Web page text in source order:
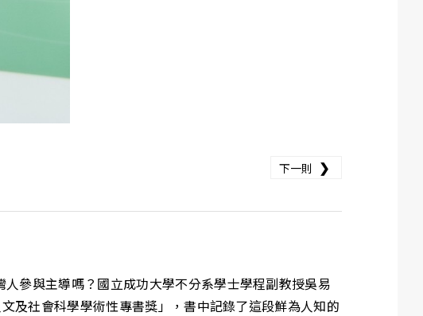
下一則 ❯
參與主導嗎？國立成功大學不分系學士學程副教授吳易
及社會科學學術性專書獎」，書中記錄了這段鮮為人知的